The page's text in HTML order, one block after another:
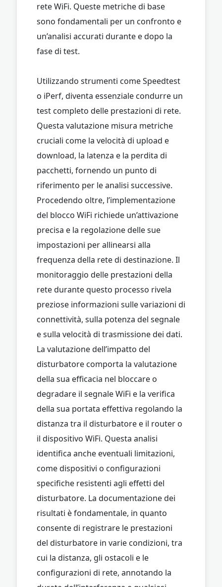
rete WiFi. Queste metriche di base
sono fondamentali per un confronto e
un’analisi accurati durante e dopo la
fase di test.
Utilizzando strumenti come Speedtest
o iPerf, diventa essenziale condurre un
test completo delle prestazioni di rete.
Questa valutazione misura metriche
cruciali come la velocità di upload e
download, la latenza e la perdita di
pacchetti, fornendo un punto di
riferimento per le analisi successive.
Procedendo oltre, l’implementazione
del blocco WiFi richiede un’attivazione
precisa e la regolazione delle sue
impostazioni per allinearsi alla
frequenza della rete di destinazione. Il
monitoraggio delle prestazioni della
rete durante questo processo rivela
preziose informazioni sulle variazioni di
connettività, sulla potenza del segnale
e sulla velocità di trasmissione dei dati.
La valutazione dell’impatto del
disturbatore comporta la valutazione
della sua efficacia nel bloccare o
degradare il segnale WiFi e la verifica
della sua portata effettiva regolando la
distanza tra il disturbatore e il router o
il dispositivo WiFi. Questa analisi
identifica anche eventuali limitazioni,
come dispositivi o configurazioni
specifiche resistenti agli effetti del
disturbatore. La documentazione dei
risultati è fondamentale, in quanto
consente di registrare le prestazioni
del disturbatore in varie condizioni, tra
cui la distanza, gli ostacoli e le
configurazioni di rete, annotando la